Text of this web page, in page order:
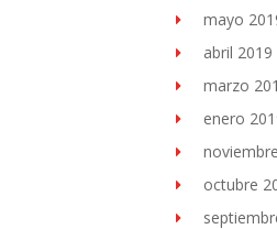
mayo
abril 2019
marzo
enero
octubre